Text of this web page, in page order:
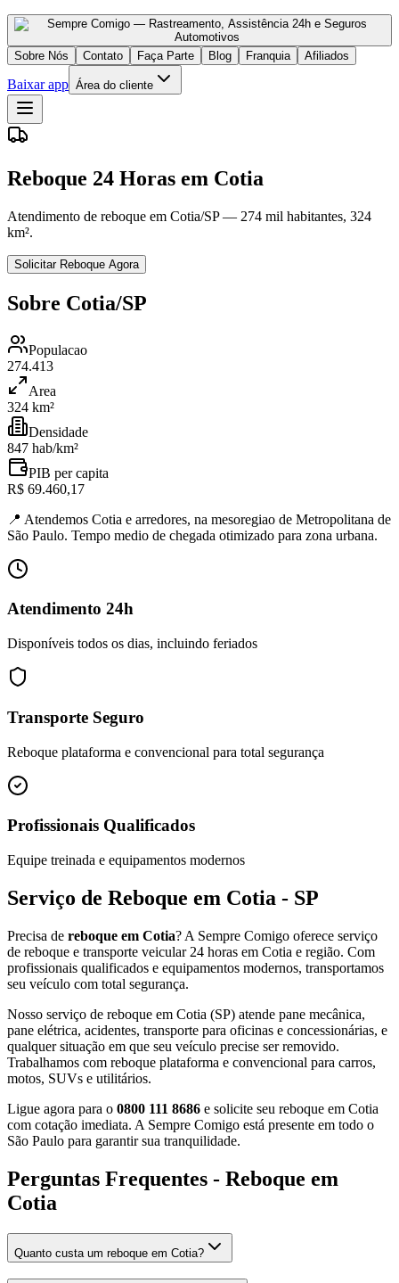
Sobre Nós Contato Faça Parte Blog Franquia Afiliados
Baixar app Área do cliente
Reboque 24 Horas em Cotia
Atendimento de reboque em Cotia/SP — 274 mil habitantes, 324
km².
Solicitar Reboque Agora
Sobre Cotia/SP
Populacao
274.413
Area
324 km²
Densidade
847 hab/km²
PIB per capita
R$ 69.460,17
📍 Atendemos Cotia e arredores, na mesoregiao de Metropolitana de
São Paulo. Tempo medio de chegada otimizado para zona urbana.
Atendimento 24h
Disponíveis todos os dias, incluindo feriados
Transporte Seguro
Reboque plataforma e convencional para total segurança
Profissionais Qualificados
Equipe treinada e equipamentos modernos
Serviço de Reboque em Cotia - SP
Precisa de reboque em Cotia? A Sempre Comigo oferece serviço
de reboque e transporte veicular 24 horas em Cotia e região. Com
profissionais qualificados e equipamentos modernos, transportamos
seu veículo com total segurança.
Nosso serviço de reboque em Cotia (SP) atende pane mecânica,
pane elétrica, acidentes, transporte para oficinas e concessionárias, e
qualquer situação em que seu veículo precise ser removido.
Trabalhamos com reboque plataforma e convencional para carros,
motos, SUVs e utilitários.
Ligue agora para o 0800 111 8686 e solicite seu reboque em Cotia
com cotação imediata. A Sempre Comigo está presente em todo o
São Paulo para garantir sua tranquilidade.
Perguntas Frequentes - Reboque em
Cotia
Quanto custa um reboque em Cotia?